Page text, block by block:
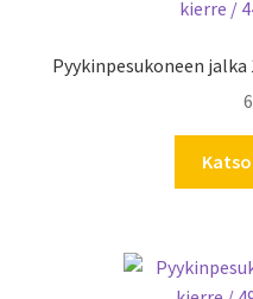
Pyykinpesukoneen